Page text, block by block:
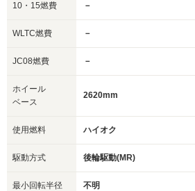
10・15燃費 －
WLTC燃費 －
JC08燃費 －
ホイール
ベース
2620mm
使用燃料 ハイオク
駆動方式 後輪駆動(MR)
最小回転半径 不明